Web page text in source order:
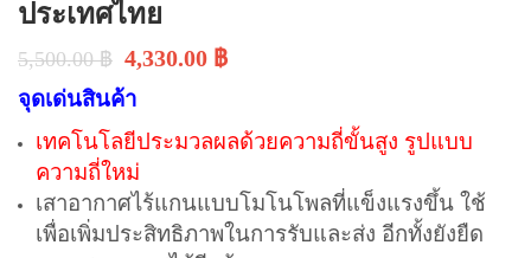
ประเทศไทย
5,500.00฿ 4,330.00 ฿
จุดเด่นสินค้า
เทคโนโลยีประมวลผลด้วยความถี่ขั้นสูง รูปแบบ
ความถี่ใหม่
เสาอากาศไร้แกนแบบโมโนโพลที่แข็งแรงขึ้น ใช้
เพื่อเพิ่มประสิทธิภาพในการรับและส่ง อีกทั้งยังยืด